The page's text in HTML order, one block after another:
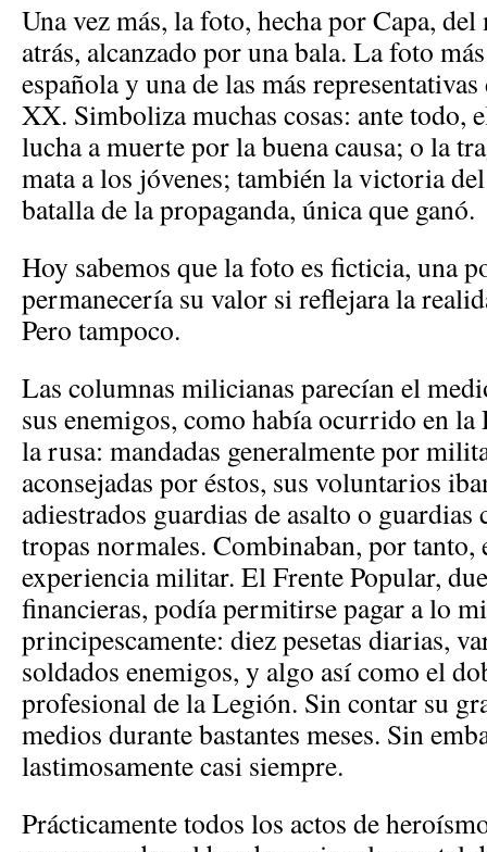
Una vez más, la foto, hecha por Capa,
atrás, alcanzado por una bala. La foto
española y una de las más
XX. Simboliza muchas cosas: ante todo,
lucha a muerte por la buena causa; o la
mata a los jóvenes; también la victoria
batalla de la propaganda, única que ganó.
Hoy sabemos que la foto es ficticia, una
permanecería su valor si reflejara la
Pero tampoco.
Las columnas milicianas parecían el
sus enemigos, como había ocurrido en la
la rusa: mandadas generalmente por
aconsejadas por éstos, sus voluntarios
adiestrados guardias de asalto o
tropas normales. Combinaban, por
experiencia militar. El Frente Popular,
financieras, podía permitirse pagar a lo
principescamente: diez pesetas diarias,
soldados enemigos, y algo así como el
profesional de la Legión. Sin contar su
medios durante bastantes meses. Sin
lastimosamente casi siempre.
Prácticamente todos los actos de